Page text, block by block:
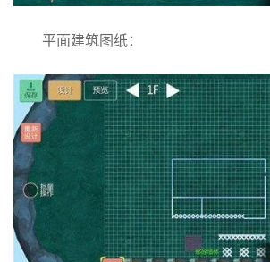
平面建筑图纸：